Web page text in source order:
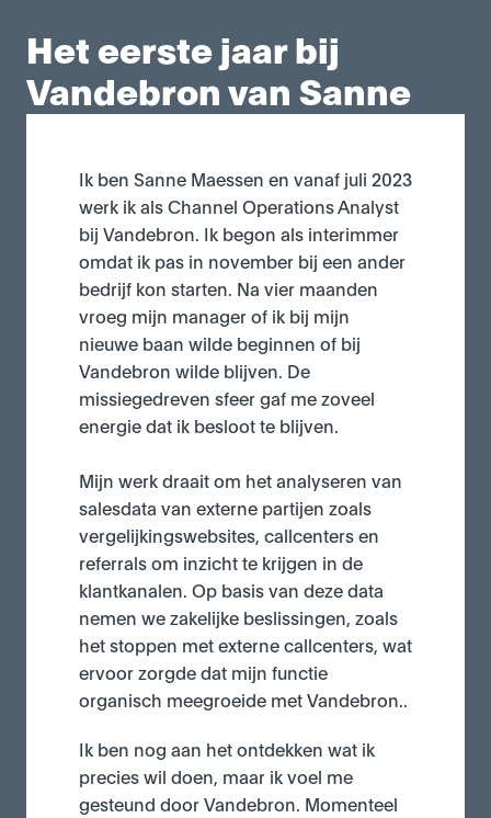
Het eerste jaar bij
Vandebron van Sanne
Ik ben Sanne Maessen en vanaf juli 2023
werk ik als Channel Operations Analyst
bij Vandebron. Ik begon als interimmer
omdat ik pas in november bij een ander
bedrijf kon starten. Na vier maanden
vroeg mijn manager of ik bij mijn
nieuwe baan wilde beginnen of bij
Vandebron wilde blijven. De
missiegedreven sfeer gaf me zoveel
energie dat ik besloot te blijven.
Mijn werk draait om het analyseren van
salesdata van externe partijen zoals
vergelijkingswebsites, callcenters en
referrals om inzicht te krijgen in de
klantkanalen. Op basis van deze data
nemen we zakelijke beslissingen, zoals
het stoppen met externe callcenters, wat
ervoor zorgde dat mijn functie
organisch meegroeide met Vandebron..
Ik ben nog aan het ontdekken wat ik
precies wil doen, maar ik voel me
gesteund door Vandebron. Momenteel